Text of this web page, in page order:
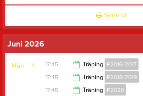
Skriv ut
Juni 2026
1
Mån 17:45 Träning P2016/2017
19:00
17:45 Träning P2018/2019
17:45 Träning P2020